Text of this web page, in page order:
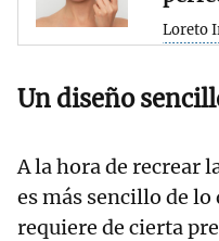
Loreto
Un diseño
A la hora de recrear
es más sencillo de lo
requiere de cierta